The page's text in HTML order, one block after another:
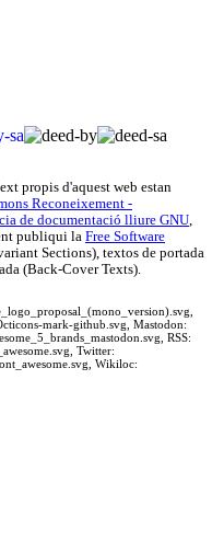
propis d'aquest web estan
Reconeixement -
de documentació lliure GNU
publiqui la Free Software
Sections), textos de portada
(Back-Cover Texts).
mark-github.svg, Mastodon:
RSS:
Twitter:
Wikiloc: